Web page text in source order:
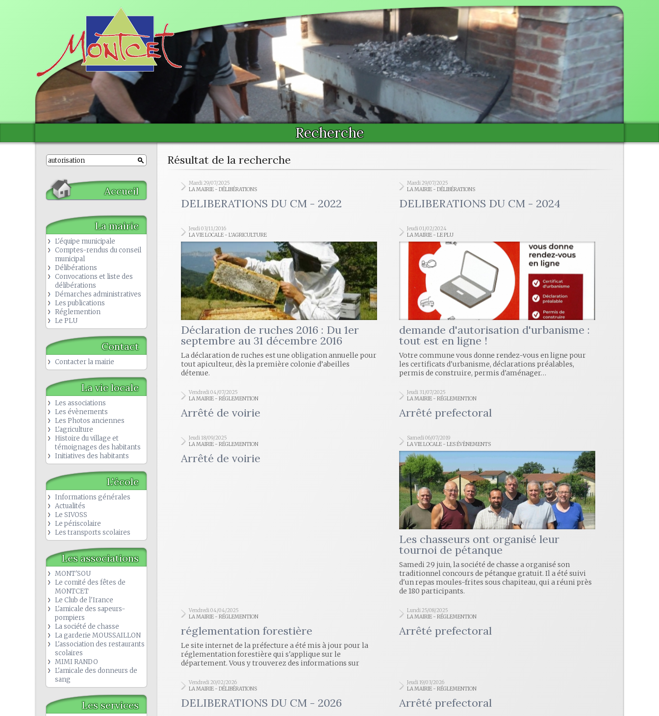
Recherche
Accueil
La mairie
L'équipe municipale
Comptes-rendus du conseil
municipal
Délibérations
Convocations et liste des
délibérations
Démarches administratives
Les publications
Réglemention
Le PLU
Contact
Contacter la mairie
La vie locale
Les associations
Les évènements
Les Photos anciennes
L'agriculture
Histoire du village et
témoignages des habitants
Initiatives des habitants
L'école
Informations générales
Actualités
Le SIVOSS
Le périscolaire
Les transports scolaires
Les associations
MONT'SOU
Le comité des fêtes de
MONTCET
Le Club de l'Irance
L'amicale des sapeurs-
pompiers
La société de chasse
La garderie MOUSSAILLON
L'association des restaurants
scolaires
MIMI RANDO
L'amicale des donneurs de
sang
Les services
Résultat de la recherche
Mardi 29/07/2025
LA MAIRIE - DÉLIBÉRATIONS
DELIBERATIONS DU CM - 2022
Mardi 29/07/2025
LA MAIRIE - DÉLIBÉRATIONS
DELIBERATIONS DU CM - 2024
Jeudi 03/11/2016
LA VIE LOCALE - L'AGRICULTURE
Déclaration de ruches 2016 : Du 1er
septembre au 31 décembre 2016
La déclaration de ruches est une obligation annuelle pour
tout apiculteur, dès la première colonie d’abeilles
détenue.
Jeudi 01/02/2024
LA MAIRIE - LE PLU
demande d'autorisation d'urbanisme :
tout est en ligne !
Votre commune vous donne rendez-vous en ligne pour
les certificats d'urbanisme, déclarations préalables,
permis de construire, permis d'aménager…
Vendredi 04/07/2025
LA MAIRIE - RÉGLEMENTION
Arrêté de voirie
Jeudi 31/07/2025
LA MAIRIE - RÉGLEMENTION
Arrêté prefectoral
Jeudi 18/09/2025
LA MAIRIE - RÉGLEMENTION
Arrêté de voirie
Samedi 06/07/2019
LA VIE LOCALE - LES ÉVÈNEMENTS
Les chasseurs ont organisé leur
tournoi de pétanque
Samedi 29 juin, la société de chasse a organisé son
traditionnel concours de pétanque gratuit. Il a été suivi
d'un repas moules-frites sous chapiteau, qui a réuni près
de 180 participants.
Vendredi 04/04/2025
LA MAIRIE - RÉGLEMENTION
réglementation forestière
Le site internet de la préfecture a été mis à jour pour la
réglementation forestière qui s'applique sur le
département. Vous y trouverez des informations sur
Lundi 25/08/2025
LA MAIRIE - RÉGLEMENTION
Arrêté prefectoral
Vendredi 20/02/2026
LA MAIRIE - DÉLIBÉRATIONS
DELIBERATIONS DU CM - 2026
Jeudi 19/03/2026
LA MAIRIE - RÉGLEMENTION
Arrêté prefectoral